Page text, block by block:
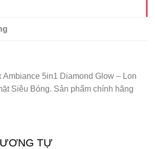
Ambiance 5in1 Diamond Glow – Lon
Siêu Bóng. Sản phẩm chính hãng
TỰ